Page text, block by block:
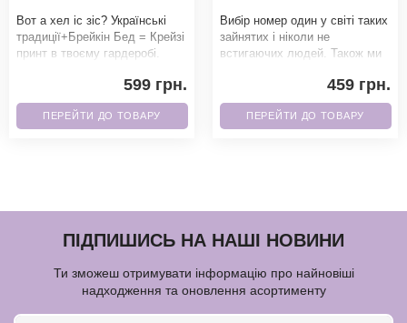
Вот а хел іс зіс? Українські
традиції+Брейкін Бед = Крейзі
принт в твоєму гардеробі.
599 грн.
ПЕРЕЙТИ ДО ТОВАРУ
Вибір номер один у світі таких
зайнятих і ніколи не
встигаючих людей. Також ми
459 грн.
ПЕРЕЙТИ ДО ТОВАРУ
ПІДПИШИСЬ НА НАШІ НОВИНИ
Ти зможеш отримувати інформацію про найновіші
надходження та оновлення асортименту